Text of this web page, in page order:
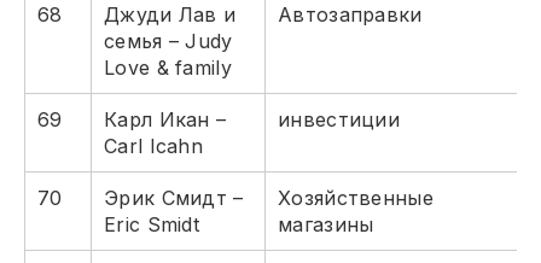
68
Джуди Лав и
семья – Judy
Love & family
Автозаправки
69
Карл Икан –
Carl Icahn
инвестиции
70
Эрик Смидт –
Eric Smidt
Хозяйственные
магазины